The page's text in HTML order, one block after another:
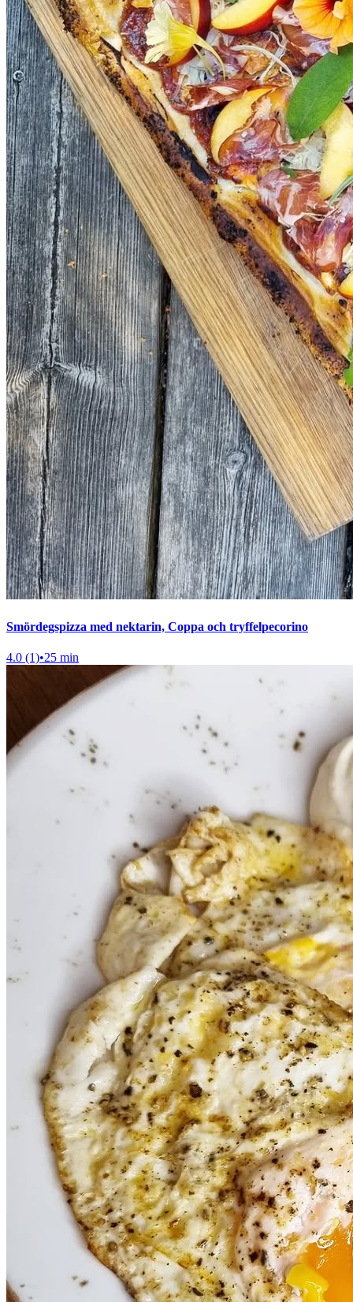
Smördegspizza med nektarin, Coppa och tryffelpecorino
4.0 (1)•25 min